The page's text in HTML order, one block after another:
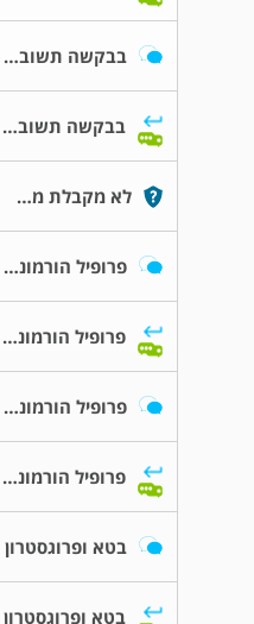
בבקשה תשובה לפני שאעשה טעות
בבקשה תשובה לפני שאעשה טעות
לא מקבלת מחזור
פרופיל הורמונאלי
פרופיל הורמונאלי
פרופיל הורמונאלי
פרופיל הורמונאלי
בטא ופרוגסטרון
בטא ופרוגסטרון